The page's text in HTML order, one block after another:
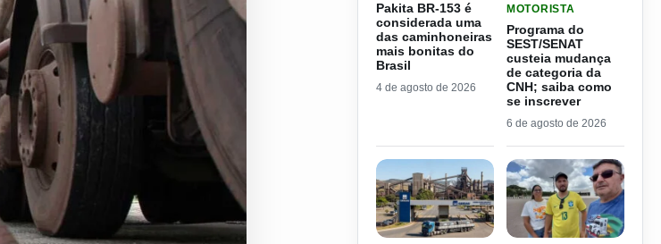
Pakita BR-153 é
considerada uma
das caminhoneiras
mais bonitas do
Brasil
4 de agosto de 2026
MOTORISTA
Programa do
SEST/SENAT
custeia mudança
de categoria da
CNH; saiba como
se inscrever
6 de agosto de 2026